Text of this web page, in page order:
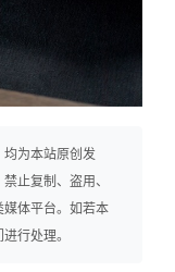
为本站原创发
止复制、盗用、
体平台。如若本
行处理。